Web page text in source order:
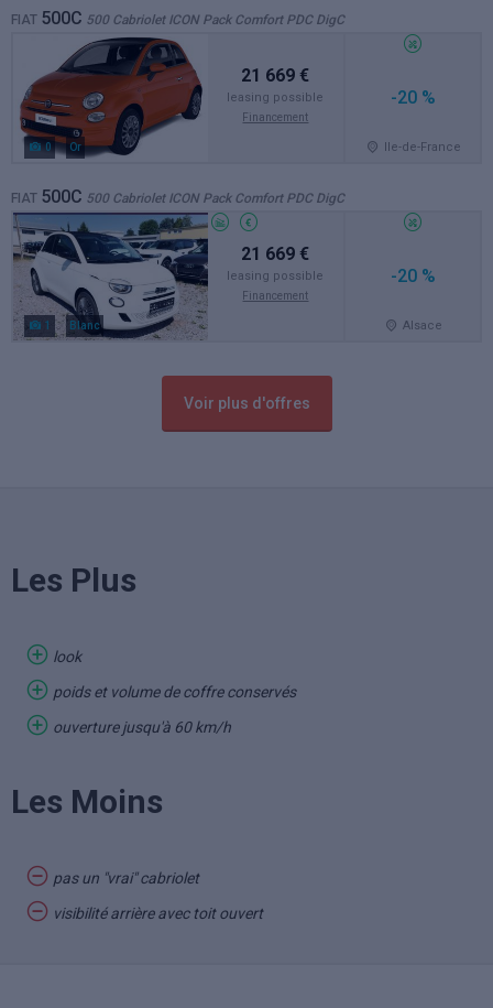
FIAT 500C 500 Cabriolet ICON Pack Comfort PDC DigC
0 Or
21 669 €
leasing possible
Financement
-20 %
Ile-de-France
FIAT 500C 500 Cabriolet ICON Pack Comfort PDC DigC
1 Blanc
21 669 €
leasing possible
Financement
-20 %
Alsace
Voir plus d'offres
Les Plus
look
poids et volume de coffre conservés
ouverture jusqu'à 60 km/h
Les Moins
pas un "vrai" cabriolet
visibilité arrière avec toit ouvert